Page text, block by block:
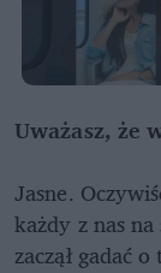
Uważasz, że
Jasne.
każdy z nas
zaczął gadać